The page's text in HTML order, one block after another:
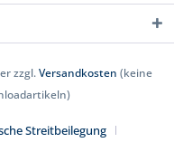
zzgl.Versandkosten (keine
Streitbeilegung